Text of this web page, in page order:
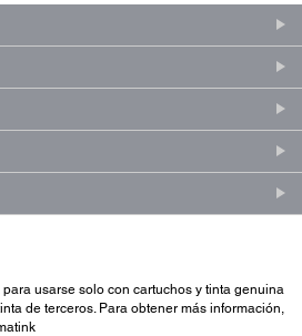
usarse solo con cartuchos y tinta genuina
de terceros. Para obtener más información,